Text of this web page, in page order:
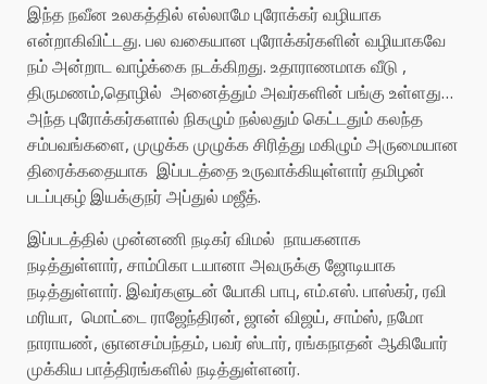
இந்த நவீன உலகத்தில் எல்லாமே புரோக்கர் வழியாக
என்றாகிவிட்டது. பல வகையான புரோக்கர்களின் வழியாகவே
நம் அன்றாட வாழ்க்கை நடக்கிறது. உதாராணமாக வீடு ,
திருமணம்,தொழில் அனைத்தும் அவர்களின் பங்கு உள்ளது…
அந்த புரோக்கர்களால் நிகழும் நல்லதும் கெட்டதும் கலந்த
சம்பவங்களை, முழுக்க முழுக்க சிரித்து மகிழும் அருமையான
திரைக்கதையாக இப்படத்தை உருவாக்கியுள்ளார் தமிழன்
படப்புகழ் இயக்குநர் அப்துல் மஜீத்.
இப்படத்தில் முன்னணி நடிகர் விமல் நாயகனாக
நடித்துள்ளார், சாம்பிகா டயானா அவருக்கு ஜோடியாக
நடித்துள்ளார். இவர்களுடன் யோகி பாபு, எம்.எஸ். பாஸ்கர், ரவி
மரியா, மொட்டை ராஜேந்திரன், ஜான் விஜய், சாம்ஸ், நமோ
நாராயண், ஞானசம்பந்தம், பவர் ஸ்டார், ரங்கநாதன் ஆகியோர்
முக்கிய பாத்திரங்களில் நடித்துள்ளனர்.